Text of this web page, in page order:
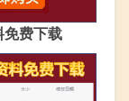
费下载